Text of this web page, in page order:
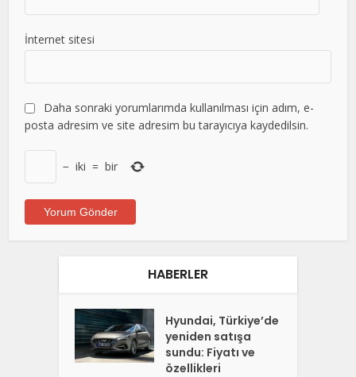
İnternet sitesi
Daha sonraki yorumlarımda kullanılması için adım, e-
posta adresim ve site adresim bu tarayıcıya kaydedilsin.
− iki = bir
HABERLER
Hyundai, Türkiye’de
yeniden satışa
sundu: Fiyatı ve
özellikleri